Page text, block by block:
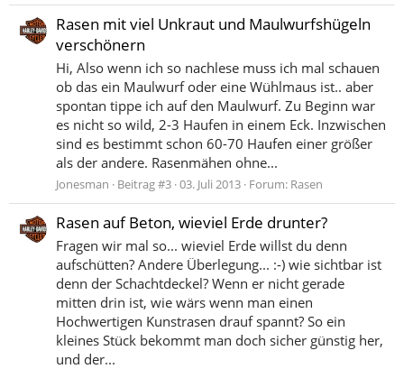
Rasen mit viel Unkraut und Maulwurfshügeln
verschönern
Hi, Also wenn ich so nachlese muss ich mal schauen
ob das ein Maulwurf oder eine Wühlmaus ist.. aber
spontan tippe ich auf den Maulwurf. Zu Beginn war
es nicht so wild, 2-3 Haufen in einem Eck. Inzwischen
sind es bestimmt schon 60-70 Haufen einer größer
als der andere. Rasenmähen ohne...
Jonesman Beitrag #3 03. Juli 2013 Forum: Rasen
Rasen auf Beton, wieviel Erde drunter?
Fragen wir mal so... wieviel Erde willst du denn
aufschütten? Andere Überlegung... :-) wie sichtbar ist
denn der Schachtdeckel? Wenn er nicht gerade
mitten drin ist, wie wärs wenn man einen
Hochwertigen Kunstrasen drauf spannt? So ein
kleines Stück bekommt man doch sicher günstig her,
und der...